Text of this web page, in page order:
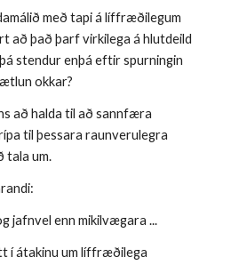
með tapi á líffræðilegum
að það þarf virkilega á hlutdeild
stendur enþá eftir spurningin
okkar?
að halda til að sannfæra
til þessara raunverulegra
tala um.
jafnvel enn mikilvægara ...
í átakinu um líffræðilega